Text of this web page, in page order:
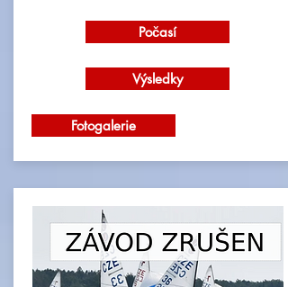
Počasí
Výsledky
Fotogalerie